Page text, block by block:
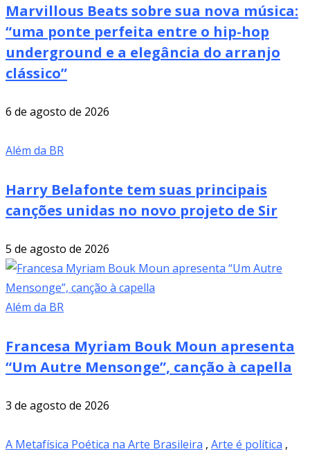
Marvillous Beats sobre sua nova música:
“uma ponte perfeita entre o hip-hop
underground e a elegância do arranjo
clássico”
6 de agosto de 2026
Além da BR
Harry Belafonte tem suas principais
canções unidas no novo projeto de Sir
5 de agosto de 2026
Além da BR
Francesa Myriam Bouk Moun apresenta
“Um Autre Mensonge”, canção à capella
3 de agosto de 2026
A Metafísica Poética na Arte Brasileira , Arte é política ,